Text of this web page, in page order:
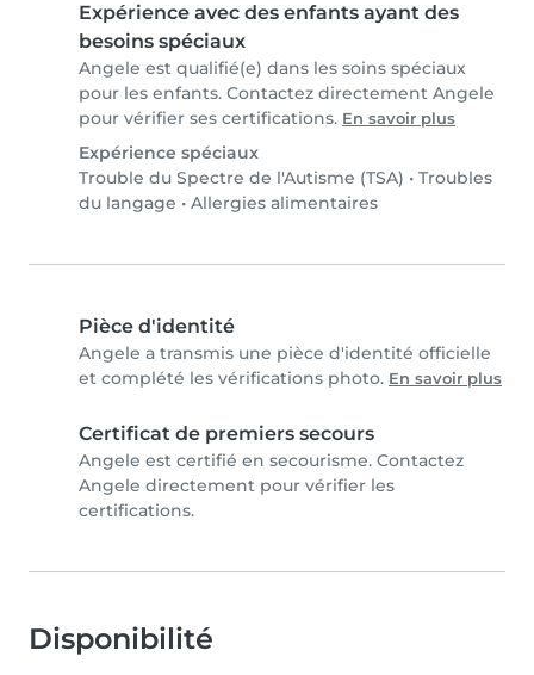
Expérience avec des enfants ayant des
besoins spéciaux
Angele est qualifié(e) dans les soins spéciaux
pour les enfants. Contactez directement Angele
pour vérifier ses certifications. En savoir plus
Expérience spéciaux
Trouble du Spectre de l'Autisme (TSA) • Troubles
du langage • Allergies alimentaires
Pièce d'identité
Angele a transmis une pièce d'identité officielle
et complété les vérifications photo. En savoir plus
Certificat de premiers secours
Angele est certifié en secourisme. Contactez
Angele directement pour vérifier les
certifications.
Disponibilité